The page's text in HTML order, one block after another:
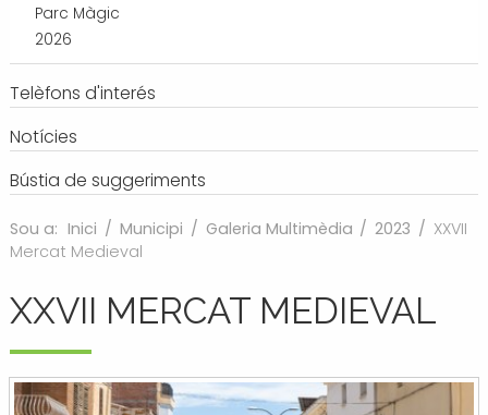
Parc Màgic
2026
Telèfons d'interés
Notícies
Bústia de suggeriments
Sou a: Inici / Municipi / Galeria Multimèdia / 2023 / XXVII
Mercat Medieval
XXVII MERCAT MEDIEVAL